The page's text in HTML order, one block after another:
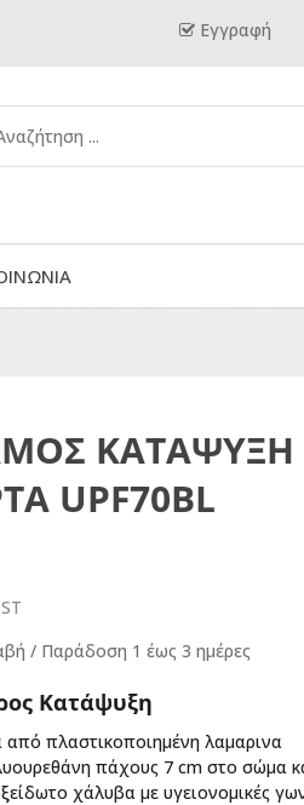
Εγγραφή
ΚΑΤΑΨΥΞΗ
UPF70BL
/ Παράδoση 1 έως 3 ημέρες
Κατάψυξη
από πλαστικοποιημένη λαμαρινα
πάχους 7 cm στο σώμα
χάλυβα με υγειονομικές